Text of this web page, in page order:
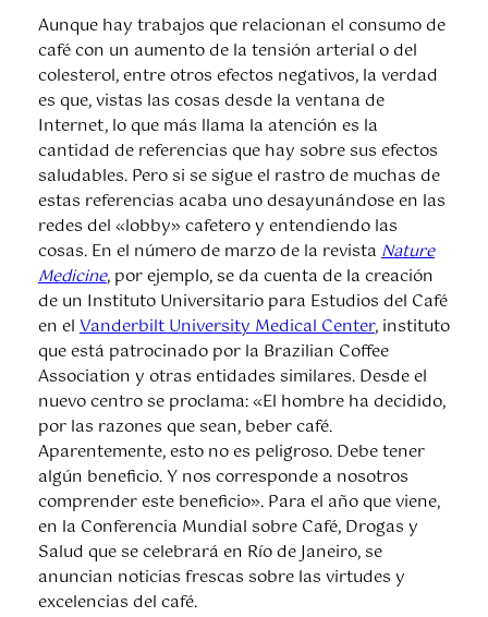
Aunque hay trabajos que relacionan el consumo de
café con un aumento de la tensión arterial o del
colesterol, entre otros efectos negativos, la verdad
es que, vistas las cosas desde la ventana de
Internet, lo que más llama la atención es la
cantidad de referencias que hay sobre sus efectos
saludables. Pero si se sigue el rastro de muchas de
estas referencias acaba uno desayunándose en las
redes del «lobby» cafetero y entendiendo las
cosas. En el número de marzo de la revistaNature
Medicine, por ejemplo, se da cuenta de la creación
de un Instituto Universitario para Estudios del Café
en elVanderbilt University Medical Center, instituto
que está patrocinado por la Brazilian Coffee
Association y otras entidades similares. Desde el
nuevo centro se proclama: «El hombre ha decidido,
por las razones que sean, beber café.
Aparentemente, esto no es peligroso. Debe tener
algún beneficio. Y nos corresponde a nosotros
comprender este beneficio». Para el año que viene,
en la Conferencia Mundial sobre Café, Drogas y
Salud que se celebrará en Río de Janeiro, se
anuncian noticias frescas sobre las virtudes y
excelencias del café.